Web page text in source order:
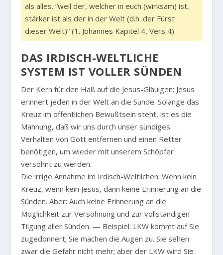
als alles. “weil der, welcher in euch (wirksam) ist,
stärker ist als der in der Welt (d.h. der Fürst
dieser Welt)” (1. Johannes Kapitel 4, Vers 4)
DAS IRDISCH-WELTLICHE
SYSTEM IST VOLLER SÜNDEN
Der Kern für den Haß auf die Jesus-Gläuigen: Jesus
erinnert jeden in der Welt an die Sünde. Solange das
Kreuz im öffentlichen Bewußtsein steht, ist es die
Mahnung, daß wir uns durch unser sündiges
Verhalten von Gott entfernen und einen Retter
benötigen, um wieder mit unserem Schöpfer
versöhnt zu werden.
Die irrige Annahme im Irdisch-Weltlichen: Wenn kein
Kreuz, wenn kein Jesus, dann keine Erinnerung an die
Sünden. Aber: Auch keine Erinnerung an die
Möglichkeit zur Versöhnung und zur vollständigen
Tilgung aller Sünden. — Beispiel: LKW kommt auf Sie
zugedonnert; Sie machen die Augen zu. Sie sehen
zwar die Gefahr nicht mehr; aber der LKW wird Sie